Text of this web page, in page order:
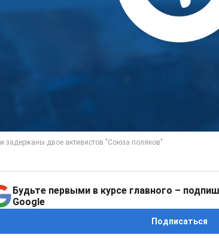
Будьте первыми в курсе главного –
Google
Подписаться